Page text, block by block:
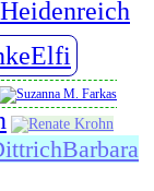
Elfi
Barbara